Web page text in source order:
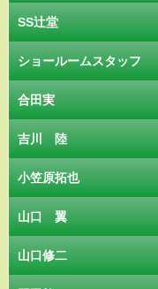
SS辻堂
ショールームスタッフ
合田実
吉川 陸
小笠原拓也
山口 翼
山口修二